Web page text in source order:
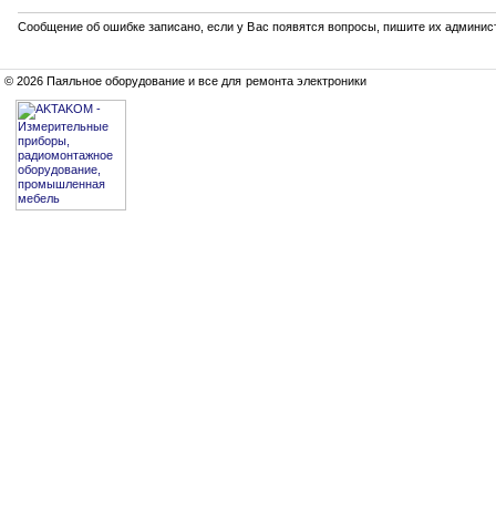
Сообщение об ошибке записано, если у Вас появятся вопросы, пишите их
© 2026 Паяльное оборудование и все для ремонта электроники